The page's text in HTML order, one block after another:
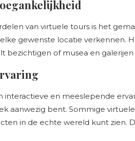
van virtuele tours is het
gewenste locatie verkennen.
bezichtigen of musea en
interactieve en meeslepende
aanwezig bent. Sommige
in de echte wereld kunt zien.